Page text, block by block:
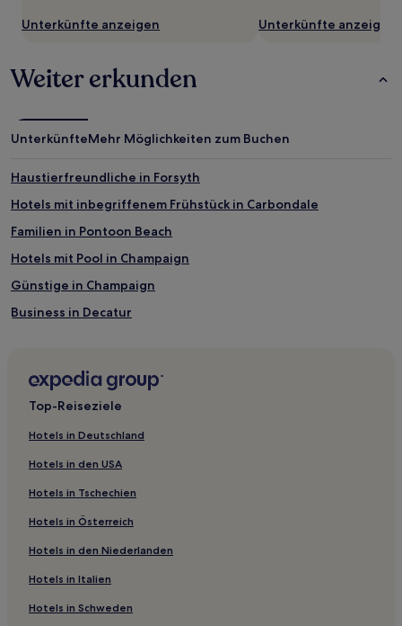
Verfügbarkeiten
ändern.
Es
zusätzliche
Bedingungen
Unterkünfte anzeigen Unterkünfte anzeigen
Weiter erkunden
UnterkünfteMehr Möglichkeiten zum Buchen
Haustierfreundliche in Forsyth
Hotels mit inbegriffenem Frühstück in Carbondale
Familien in Pontoon Beach
Hotels mit Pool in Champaign
Günstige in Champaign
Business in Decatur
Hotels mit Parkplatz in Springfield
Günstige in Mattoon
Hotels mit Küchenzeile in Collinsville
Hotels mit inbegriffenem Frühstück in Collinsville
Günstige in Bloomington
Haustierfreundliche in Fairview Heights
Haustierfreundliche in Peoria
Top-Reiseziele
Hotels in Deutschland
Hotels in den USA
Hotels in Tschechien
Hotels in Österreich
Hotels in den Niederlanden
Hotels in Italien
Hotels in Schweden